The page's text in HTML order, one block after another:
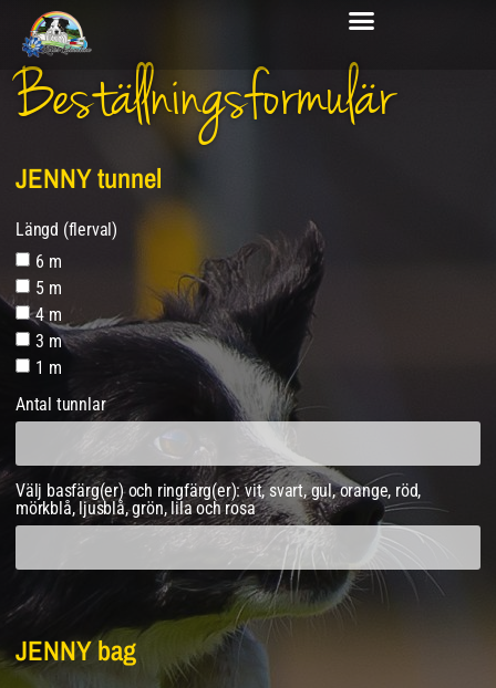
Beställningsformulär
JENNY tunnel
Längd (flerval)
6 m
5 m
4 m
3 m
1 m
Antal tunnlar
Välj basfärg(er) och ringfärg(er): vit, svart, gul, orange, röd,
mörkblå, ljusblå, grön, lila och rosa
JENNY bag